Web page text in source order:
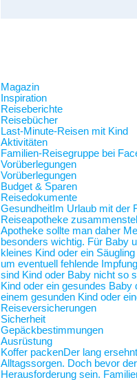
Magazin
Inspiration
Reiseberichte
Reisebücher
Last-Minute-Reisen mit Kind
Aktivitäten
Familien-Reisegruppe bei
Vorüberlegungen
Vorüberlegungen
Budget & Sparen
Reisedokumente
Gesundheit Im Urlaub mit der
Reiseapotheke
Apotheke sollte man daher
besonders wichtig. Für Baby
kleines Kind oder ein
um eventuell fehlende
sind Kind oder Baby nicht so
Kind oder ein gesundes
einem gesunden Kind oder
Reiseversicherungen
Sicherheit
Gepäckbestimmungen
Ausrüstung
Koffer packenDer lang
Alltagssorgen. Doch bevor
Herausforderung sein.